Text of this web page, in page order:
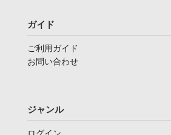
ガイド
ご利用ガイド
お問い合わせ
ジャンル
ログイン